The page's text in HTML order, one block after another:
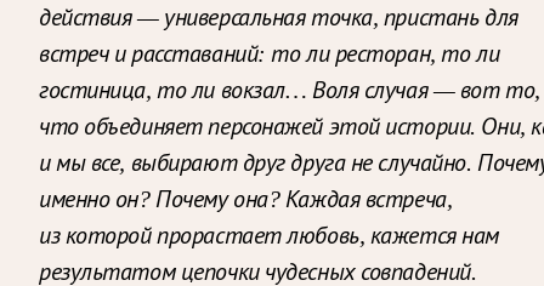
действия — универсальная точка, пристань для
встреч и расставаний: то ли ресторан, то ли
гостиница, то ли вокзал… Воля случая — вот то,
что объединяет персонажей этой истории. Они,
и мы все, выбирают друг друга не случайно.
именно он? Почему она? Каждая встреча,
из которой прорастает любовь, кажется нам
результатом цепочки чудесных совпадений.